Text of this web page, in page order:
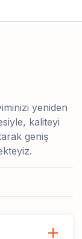
yeniden
kaliteyi
geniş